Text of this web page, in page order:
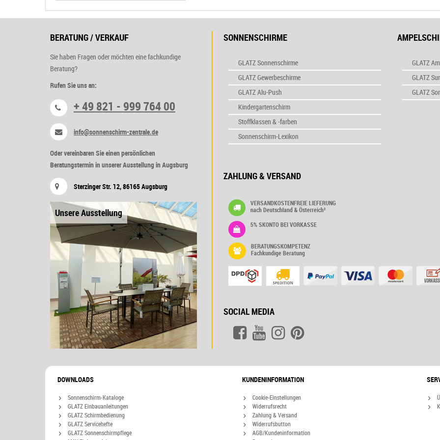
BERATUNG / VERKAUF
Sie haben Fragen oder möchten eine fachkundige
Beratung?
Rufen Sie uns an:
+ 49 821 - 999 764 00
info@sonnenschirm-zentrale.de
Oder vereinbaren Sie einen persönlichen
Beratungstermin in unserer Ausstellung in Augsburg
Sterzinger Str. 12, 86165 Augsburg
Unsere Ausstellung
SONNENSCHIRME
GLATZ Sonnenschirme
GLATZ Gewerbeschirme
GLATZ Alu-Push
Kindergartenschirm
Stoffklassen & -farben
Sonnenschirm-Lexikon
GLATZ
GLATZ
GLATZ
ZAHLUNG & VERSAND
VERSANDKOSTENFREIE LIEFERUNG
nach Deutschland & Österreich²
5% SKONTO BEI VORKASSE
BERATUNGSKOMPETENZ
Fachkundige Beratung
SOCIAL MEDIA
DOWNLOADS
Sonnenschirm-Kataloge
GLATZ Einbauanleitungen
GLATZ Schirmbedienung
GLATZ Servicehefte
GLATZ Sonnenschirmpflege
KUNDENINFORMATION
Cookie-Einstellungen
Widerrufsrecht
Zahlung & Versand
Widerrufsbutton
AGB/Kundeninformation